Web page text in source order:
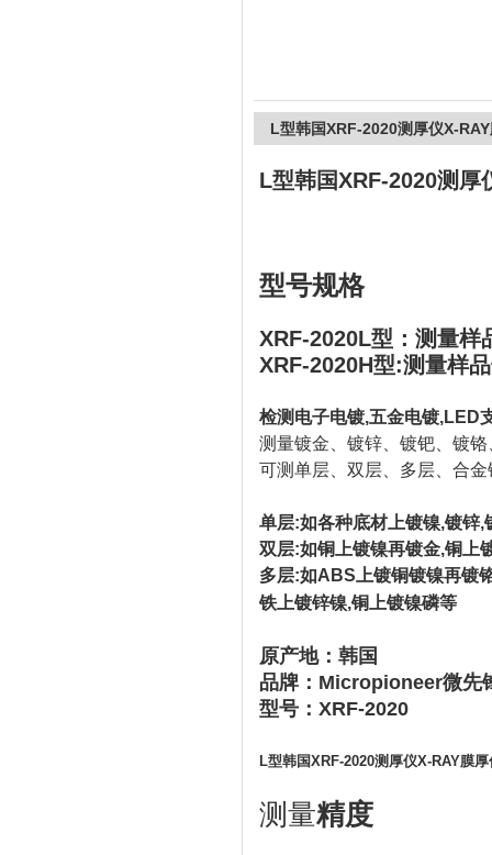
L型韩国XRF-2020测厚仪X-
L型韩国XRF-2020测厚
型号规格
XRF-2020L型：测量
XRF-2020H型:测量样
检测电子电镀,五金电镀,LED
测量镀金、镀锌、镀钯、镀
可测单层、双层、多层、合
单层:如各种底材上镀镍,镀锌,
双层:如铜上镀镍再镀金,铜上
多层:如ABS上镀铜镀镍再镀
铁上镀锌镍,铜上镀镍磷等
原产地：韩国
品牌：Micropioneer微先
型号：XRF-2020
L型韩国XRF-2020测厚仪X-RAY膜厚
测量​精度